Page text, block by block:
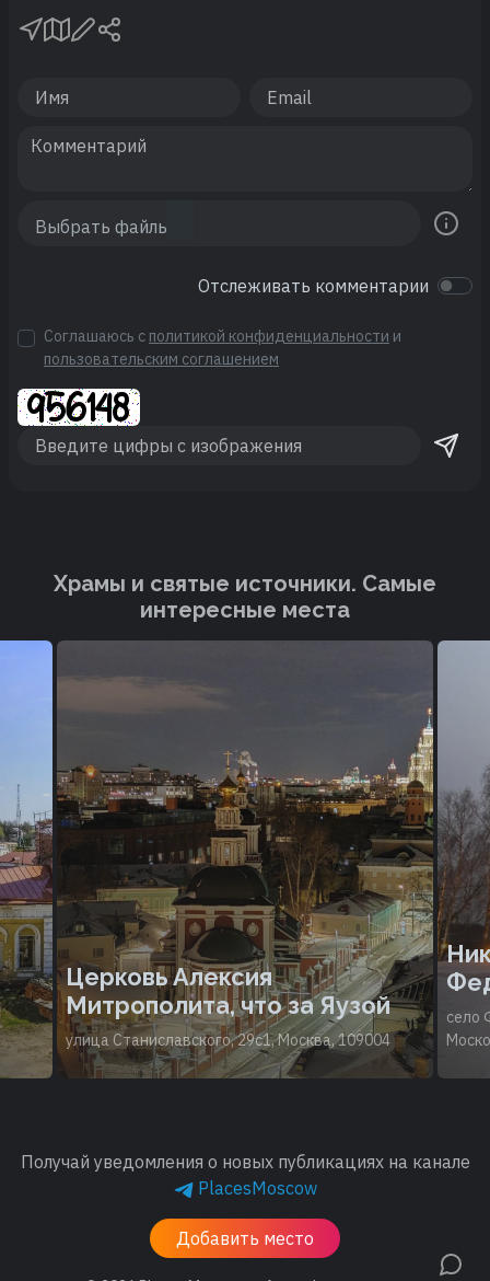
Отслеживать комментарии
Соглашаюсь с политикой конфиденциальности и
пользовательским соглашением
Храмы и святые источники. Cамые
интересные места
Церковь Алексия
Митрополита, что за Яузой
улица Станиславского, 29с1, Москва, 109004
село
Получай уведомления о новых публикациях на канале
PlacesMoscow
Добавить место